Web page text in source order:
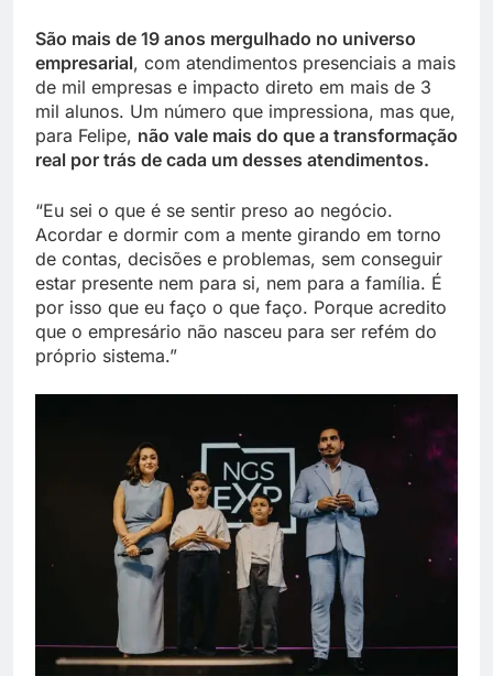
São mais de 19 anos mergulhado no universo
empresarial, com atendimentos presenciais a mais
de mil empresas e impacto direto em mais de 3
mil alunos. Um número que impressiona, mas que,
para Felipe, não vale mais do que a transformação
real por trás de cada um desses atendimentos.
“Eu sei o que é se sentir preso ao negócio.
Acordar e dormir com a mente girando em torno
de contas, decisões e problemas, sem conseguir
estar presente nem para si, nem para a família. É
por isso que eu faço o que faço. Porque acredito
que o empresário não nasceu para ser refém do
próprio sistema.”